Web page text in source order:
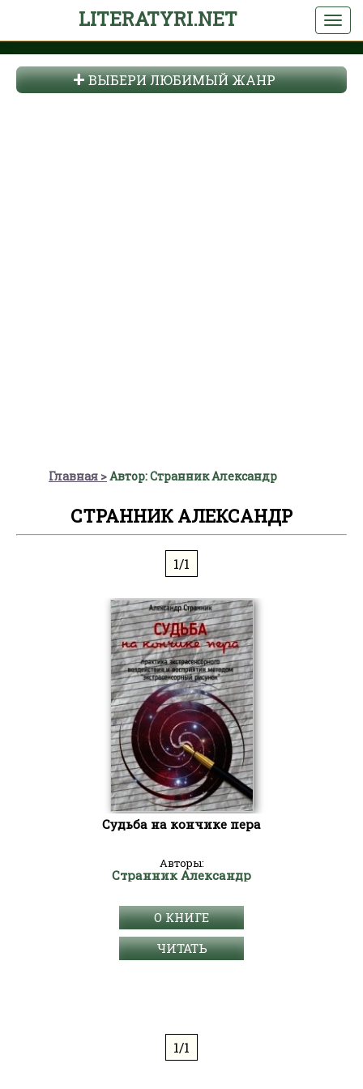
LITERATYRI.NET
ВЫБЕРИ ЛЮБИМЫЙ ЖАНР
Главная Автор: Странник Александр
СТРАННИК АЛЕКСАНДР
1/1
Судьба на кончике пера
Авторы:
Странник Александр
О КНИГЕ
ЧИТАТЬ
1/1